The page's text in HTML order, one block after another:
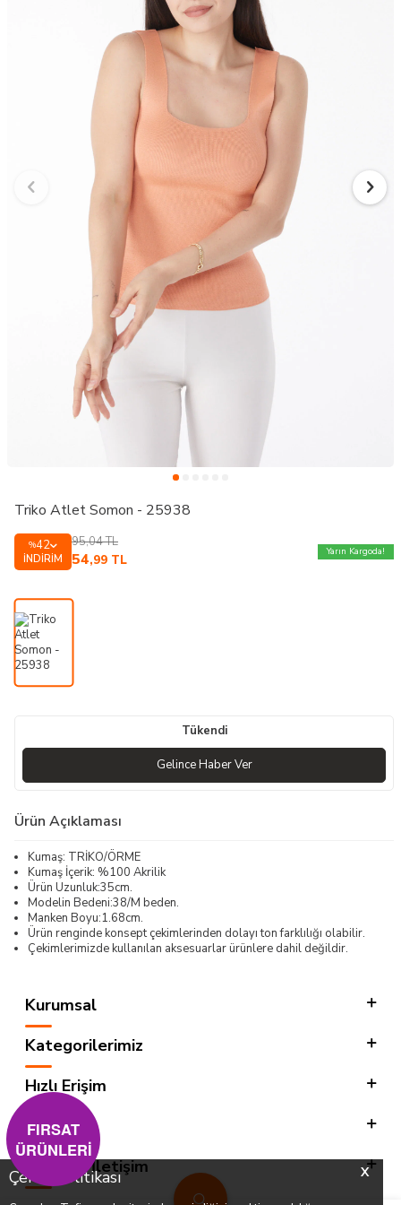
X
Çerez Politikası
Triko Atlet Somon - 25938
%42
İNDIRIM
95,04TL
54,99 TL
Yarın Kargoda!
Tükendi
Gelince Haber Ver
Ürün Açıklaması
Kumaş: TRİKO/ÖRME
Kumaş İçerik: %100 Akrilik
Ürün Uzunluk:35cm.
Modelin Bedeni:38/M beden.
Manken Boyu:1.68cm.
Ürün renginde konsept çekimlerinden dolayı ton farklılığı olabilir.
Çekimlerimizde kullanılan aksesuarlar ürünlere dahil değildir.
Kurumsal
Kategorilerimiz
Hızlı Erişim
Sosyal
Adres & İletişim
FIRSAT
ÜRÜNLERİ